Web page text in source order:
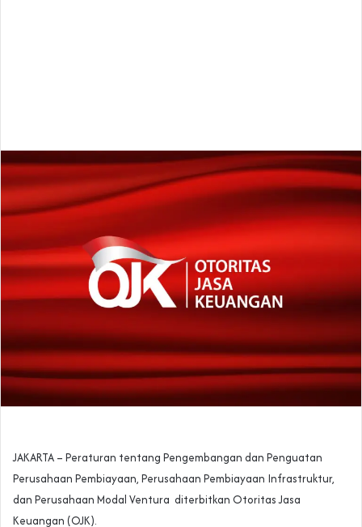
JAKARTA – Peraturan tentang Pengembangan dan Penguatan
Perusahaan Pembiayaan, Perusahaan Pembiayaan Infrastruktur,
dan Perusahaan Modal Ventura diterbitkan Otoritas Jasa
Keuangan (OJK).